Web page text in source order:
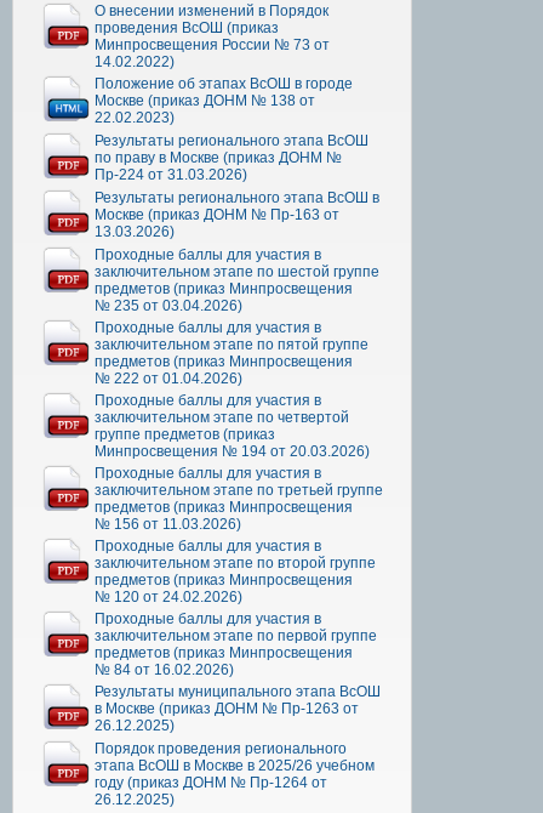
О внесении изменений в Порядок
проведения ВсОШ (приказ
Минпросвещения России № 73 от
14.02.2022)
Положение об этапах ВсОШ в городе
Москве (приказ ДОНМ № 138 от
22.02.2023)
Результаты регионального этапа ВсОШ
по праву в Москве (приказ ДОНМ №
Пр-224 от 31.03.2026)
Результаты регионального этапа ВсОШ в
Москве (приказ ДОНМ № Пр-163 от
13.03.2026)
Проходные баллы для участия в
заключительном этапе по шестой группе
предметов (приказ Минпросвещения
№ 235 от 03.04.2026)
Проходные баллы для участия в
заключительном этапе по пятой группе
предметов (приказ Минпросвещения
№ 222 от 01.04.2026)
Проходные баллы для участия в
заключительном этапе по четвертой
группе предметов (приказ
Минпросвещения № 194 от 20.03.2026)
Проходные баллы для участия в
заключительном этапе по третьей группе
предметов (приказ Минпросвещения
№ 156 от 11.03.2026)
Проходные баллы для участия в
заключительном этапе по второй группе
предметов (приказ Минпросвещения
№ 120 от 24.02.2026)
Проходные баллы для участия в
заключительном этапе по первой группе
предметов (приказ Минпросвещения
№ 84 от 16.02.2026)
Результаты муниципального этапа ВсОШ
в Москве (приказ ДОНМ № Пр-1263 от
26.12.2025)
Порядок проведения регионального
этапа ВсОШ в Москве в 2025/26 учебном
году (приказ ДОНМ № Пр-1264 от
26.12.2025)